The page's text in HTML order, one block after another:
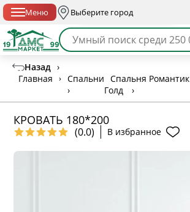
Меню Выберите город
Назад ›
Главная
› Спальни
›
Спальня Романтик
Голд
›
КРОВАТЬ 180*200
(0.0) В избранное